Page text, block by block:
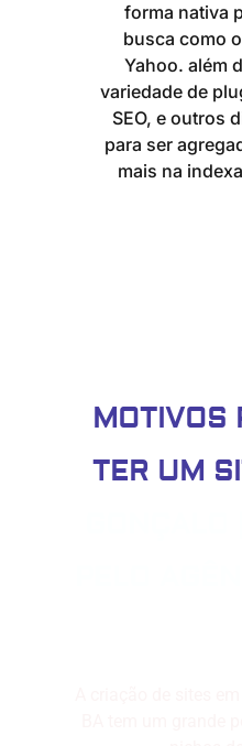
forma nativa
busca como
Yahoo. além
variedade de
SEO, e outros
para ser
mais na
MOTIVOS
TER UM